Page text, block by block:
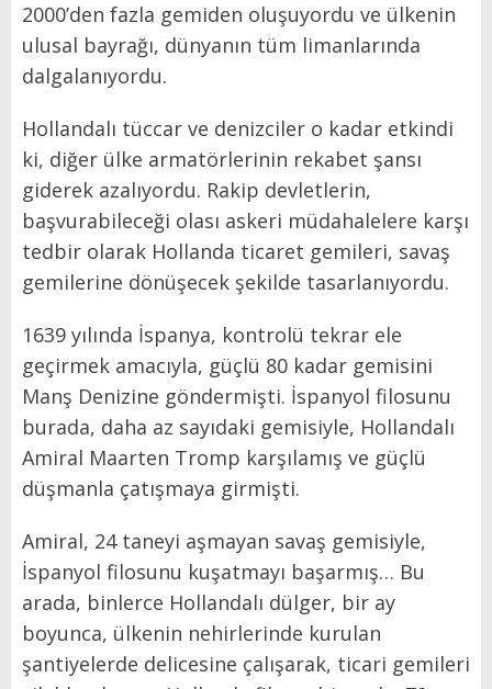
2000’den fazla gemiden oluşuyordu ve ülkenin
ulusal bayrağı, dünyanın tüm limanlarında
dalgalanıyordu.
Hollandalı tüccar ve denizciler o kadar etkindi
ki, diğer ülke armatörlerinin rekabet şansı
giderek azalıyordu. Rakip devletlerin,
başvurabileceği olası askeri müdahalelere karşı
tedbir olarak Hollanda ticaret gemileri, savaş
gemilerine dönüşecek şekilde tasarlanıyordu.
1639 yılında İspanya, kontrolü tekrar ele
geçirmek amacıyla, güçlü 80 kadar gemisini
Manş Denizine göndermişti. İspanyol filosunu
burada, daha az sayıdaki gemisiyle, Hollandalı
Amiral Maarten Tromp karşılamış ve güçlü
düşmanla çatışmaya girmişti.
Amiral, 24 taneyi aşmayan savaş gemisiyle,
İspanyol filosunu kuşatmayı başarmış… Bu
arada, binlerce Hollandalı dülger, bir ay
boyunca, ülkenin nehirlerinde kurulan
şantiyelerde delicesine çalışarak, ticari gemileri